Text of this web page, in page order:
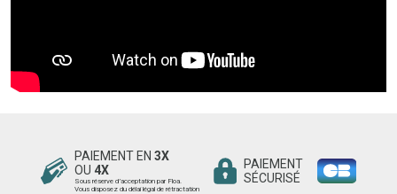
PAIEMENT EN 3X
OU 4X
Sous réserve d’acceptation par Floa.
Vous disposez du délai légal de rétractation
PAIEMENT
SÉCURISÉ